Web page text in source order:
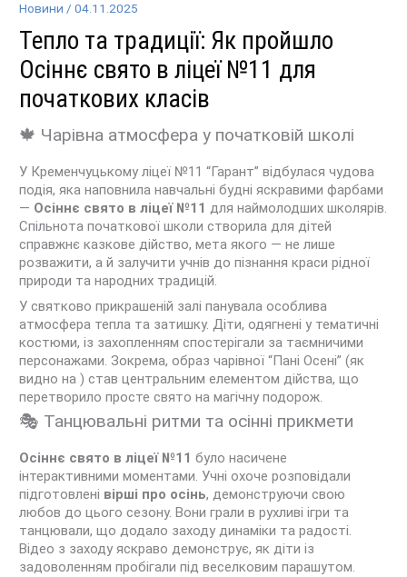
Новини /04.11.2025
Тепло та традиції: Як пройшло
Осіннє свято в ліцеї №11 для
початкових класів
🍁 Чарівна атмосфера у початковій школі
У Кременчуцькому ліцеї №11 “Гарант” відбулася чудова
подія, яка наповнила навчальні будні яскравими фарбами
— Осіннє свято в ліцеї №11 для наймолодших школярів.
Спільнота початкової школи створила для дітей
справжнє казкове дійство, мета якого — не лише
розважити, а й залучити учнів до пізнання краси рідної
природи та народних традицій.
У святково прикрашеній залі панувала особлива
атмосфера тепла та затишку. Діти, одягнені у тематичні
костюми, із захопленням спостерігали за таємничими
персонажами. Зокрема, образ чарівної “Пані Осені” (як
видно на ) став центральним елементом дійства, що
перетворило просте свято на магічну подорож.
🎭 Танцювальні ритми та осінні прикмети
Осіннє свято в ліцеї №11 було насичене
інтерактивними моментами. Учні охоче розповідали
підготовлені вірші про осінь, демонструючи свою
любов до цього сезону. Вони грали в рухливі ігри та
танцювали, що додало заходу динаміки та радості.
Відео з заходу яскраво демонструє, як діти із
задоволенням пробігали під веселковим парашутом.